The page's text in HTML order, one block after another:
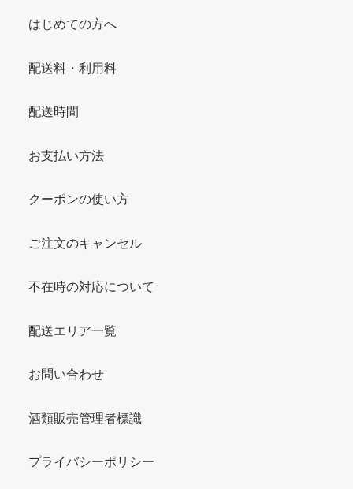
はじめての方へ
配送料・利用料
配送時間
お支払い方法
クーポンの使い方
ご注文のキャンセル
不在時の対応について
配送エリア一覧
お問い合わせ
酒類販売管理者標識
プライバシーポリシー